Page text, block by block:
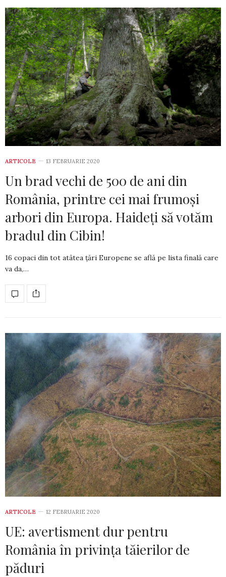
ARTICOLE 13 FEBRUARIE 2020
Un brad vechi de 500 de ani din
România, printre cei mai frumoși
arbori din Europa. Haideți să votăm
bradul din Cibin!
16 copaci din tot atâtea țări Europene se află pe lista finală care
va da,…
ARTICOLE 12 FEBRUARIE 2020
UE: avertisment dur pentru
România în privința tăierilor de
păduri